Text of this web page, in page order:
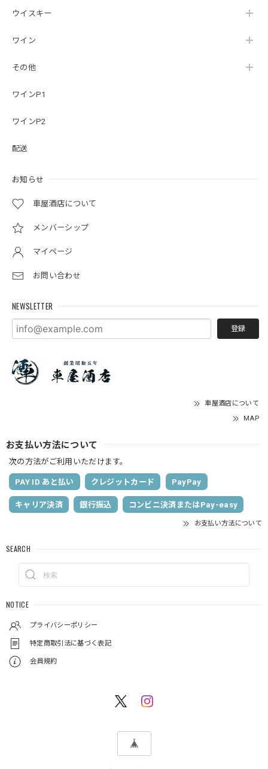
ウイスキー
ワイン
その他
ワインP1
ワインP2
配送
お知らせ
車屋酒店について
メンバーシップ
マイページ
お問い合わせ
NEWSLETTER
登録
車屋酒店について
MAP
お支払い方法について
次の方法がご利用いただけます。
PAY ID あと払い クレジットカード PayPay
キャリア決済 銀行振込 コンビニ決済またはPay-easy
お支払い方法について
SEARCH
NOTICE
プライバシーポリシー
特定商取引法に基づく表記
会員規約